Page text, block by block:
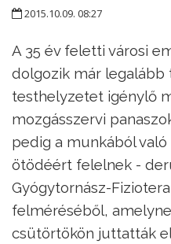
2015.10.09. 08:27
A 35 év feletti városi
dolgozik már legalább
testhelyzetet igénylő
mozgásszervi
pedig a munkából való
ötödéért felelnek -
Gyógytornász-
felméréséből,
csütörtökön juttatták